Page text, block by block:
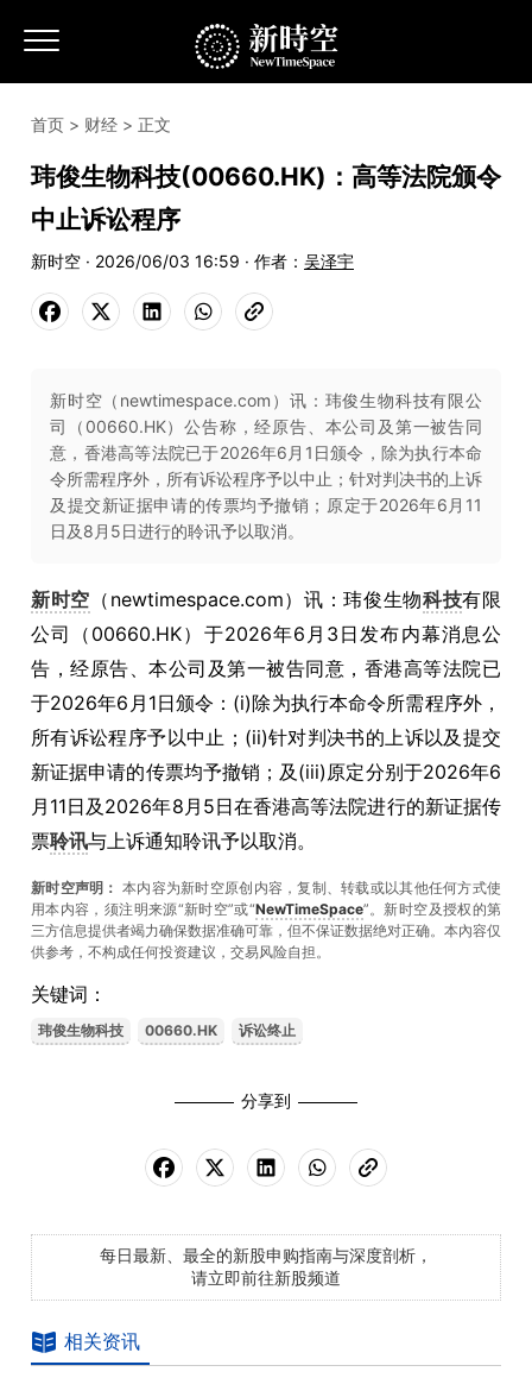
首页 > 财经 > 正文
玮俊生物科技(00660.HK)：高等法院颁令
中止诉讼程序
新时空 · 2026/06/03 16:59 · 作者： 吴泽宇
新时空（newtimespace.com）讯：玮俊生物科技有限公
司（00660.HK）公告称，经原告、本公司及第一被告同
意，香港高等法院已于2026年6月1日颁令，除为执行本命
令所需程序外，所有诉讼程序予以中止；针对判决书的上诉
及提交新证据申请的传票均予撤销；原定于2026年6月11
日及8月5日进行的聆讯予以取消。
新时空 （newtimespace.com）讯：玮俊生物科技有限
公司（00660.HK）于2026年6月3日发布内幕消息公
告，经原告、本公司及第一被告同意，香港高等法院已
于2026年6月1日颁令：(i)除为执行本命令所需程序外，
所有诉讼程序予以中止；(ii)针对判决书的上诉以及提交
新证据申请的传票均予撤销；及(iii)原定分别于2026年6
月11日及2026年8月5日在香港高等法院进行的新证据传
票聆讯与上诉通知聆讯予以取消。
新时空声明： 本内容为新时空原创内容，复制、转载或以其他任何方式使
用本内容，须注明来源“新时空”或“NewTimeSpace”。新时空及授权的第
三方信息提供者竭力确保数据准确可靠，但不保证数据绝对正确。本內容仅
供参考，不构成任何投资建议，交易风险自担。
关键词：
玮俊生物科技 00660.HK 诉讼终止
分享到
每日最新、最全的新股申购指南与深度剖析，
请立即前往新股频道
相关资讯